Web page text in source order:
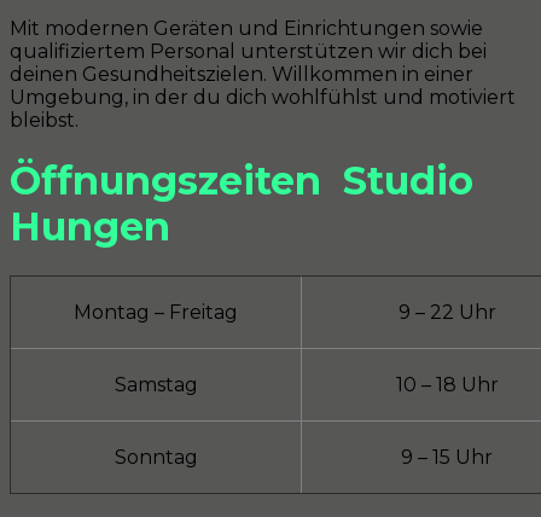
Mit modernen Geräten und Einrichtungen sowie
qualifiziertem Personal unterstützen wir dich bei
deinen Gesundheitszielen. Willkommen in einer
Umgebung, in der du dich wohlfühlst und motiviert
bleibst.
Öffnungszeiten Studio
Hungen
Montag – Freitag 9 – 22 Uhr
Samstag 10 – 18 Uhr
Sonntag 9 – 15 Uhr